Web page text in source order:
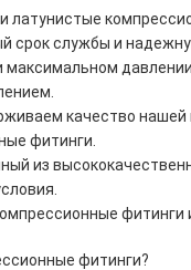
латунистые
срок службы и
качество
фитинги.
из
фитинги
фитинги?